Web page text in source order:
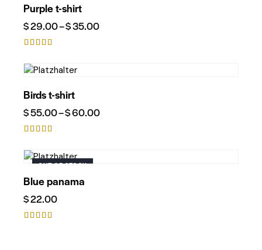
Purple t-shirt
$29.00–$35.00
t mit
4.00
Birds t-shirt
$55.00–$60.00
mit
5.00OUT OF STOCK
Blue panama
$22.00